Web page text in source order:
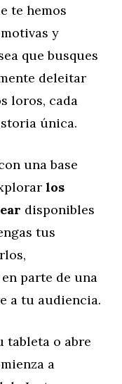
te hemos
y
que busques
deleitar
loros, cada
única.
una base
los
disponibles
tus
parte de una
a tu audiencia.
tableta o abre
a